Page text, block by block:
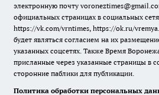
электронную почту
официальных страницах в социальных
https://vk.com/vrntimes, https://ok.ru/
будет являться согласием на их
указанных соцсетях. Также Время
присланные через указанные страницы в
сторонние паблики для публикации.
Политика обработки персональных